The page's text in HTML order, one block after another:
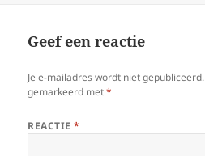
Geef een reactie
Je e-mailadres wordt niet gepubliceerd.
gemarkeerd met*
REACTIE*